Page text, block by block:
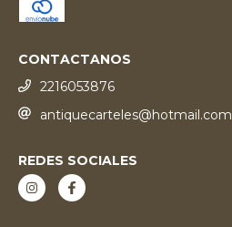
CONTACTANOS
2216053876
antiquecarteles@hotmail.com
REDES SOCIALES